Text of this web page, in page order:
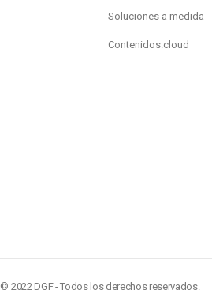
Soluciones a medida
Contenidos.cloud
© 2022 DGF - Todos los derechos reservados.